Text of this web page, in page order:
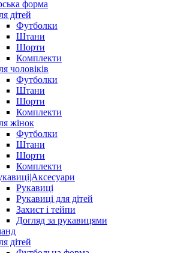
форма
дітей
Футболки
Штани
Шорти
Комплекти
чоловіків
Футболки
Штани
Шорти
Комплекти
жінок
Футболки
Штани
Шорти
Комплекти
Рукавиці
Рукавиці для дітей
Захист і тейпи
Догляд за рукавицями
дітей